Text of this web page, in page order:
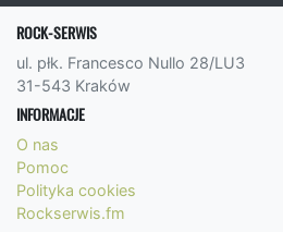
ROCK-SERWIS
ul. płk. Francesco Nullo 28/LU3
31-543 Kraków
INFORMACJE
O nas
Pomoc
Polityka cookies
Rockserwis.fm